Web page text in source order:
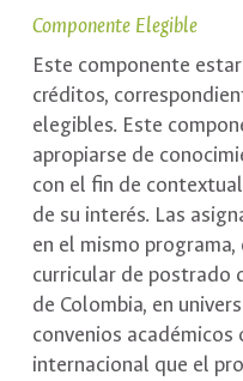
Componente Elegible
Este componente
créditos,
elegibles. Este
apropiarse de
con el fin de
de su interés. Las
en el mismo
curricular de postrado
de Colombia, en
convenios académicos
internacional que el